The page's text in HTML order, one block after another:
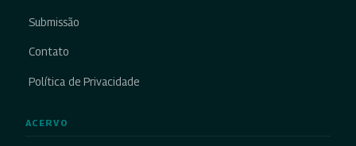
Submissão
Contato
Política de Privacidade
ACERVO